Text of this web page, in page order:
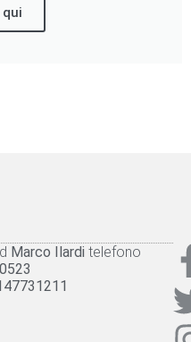
qui
Marco Ilardi telefono